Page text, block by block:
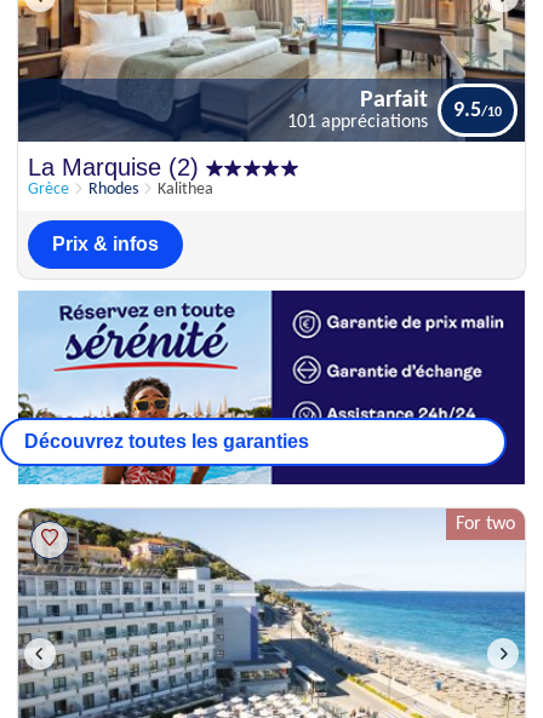
La Marquise (2)
Grèce Rhodes Kalithea
Parfait
101 appréciations
9.5
Prix & infos
Découvrez toutes les garanties
For two